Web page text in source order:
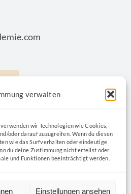
verwalten
wir Technologien wie Cookies,
oder darauf zuzugreifen. Wenn du diesen
wie das Surfverhalten oder eindeutige
du deine Zustimmung nicht erteilst oder
und Funktionen beeinträchtigt werden.
Einstellungen ansehen